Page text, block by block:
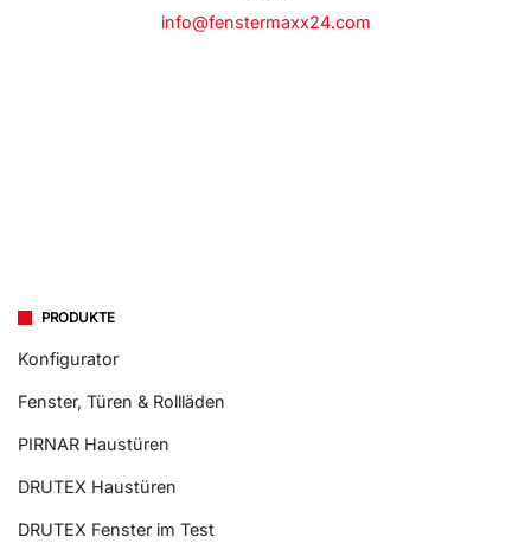
info@fenstermaxx24.com
PRODUKTE
Konfigurator
Fenster, Türen & Rollläden
PIRNAR Haustüren
DRUTEX Haustüren
DRUTEX Fenster im Test